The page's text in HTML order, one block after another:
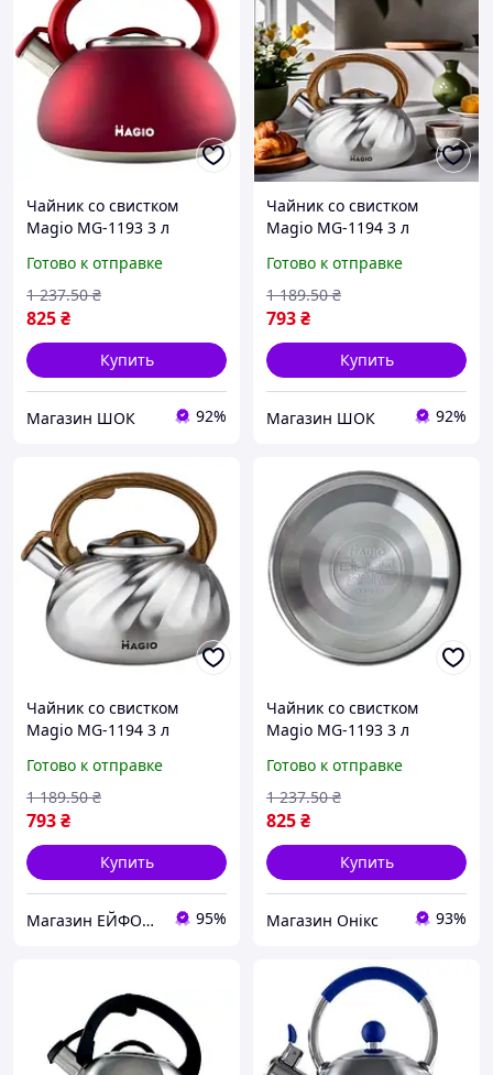
Чайник со свистком
Magio MG-1193 3 л
качество
Готово к отправке
825₴
1 237.50 ₴
Купить
Магазин ШОК 92%
Чайник со свистком
Magio MG-1194 3 л
качество
Готово к отправке
793₴
1 189.50 ₴
Купить
Магазин ШОК 92%
Чайник со свистком
Magio MG-1194 3 л
качество
Готово к отправке
793₴
1 189.50 ₴
Купить
Магазин ЕЙФОРІЯ 95%
Чайник со свистком
Magio MG-1193 3 л
качество
Готово к отправке
825₴
1 237.50 ₴
Купить
Магазин Онікс 93%